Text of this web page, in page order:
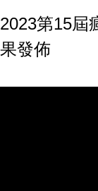
2023第15屆
果發佈